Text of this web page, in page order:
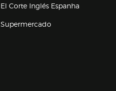
El Corte Inglés Espanha
Supermercado